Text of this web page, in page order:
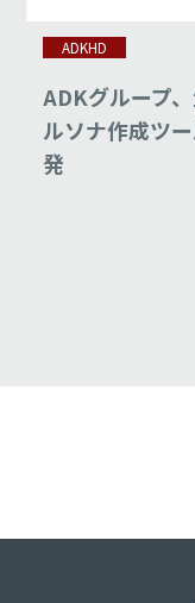
ADKHD
ADKグループ
ルソナ作成ツ
発